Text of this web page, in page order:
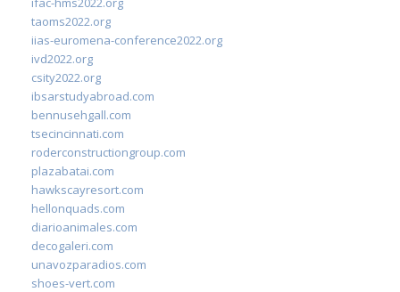
taoms2022.org
iias-euromena-conference2022.org
ivd2022.org
csity2022.org
ibsarstudyabroad.com
bennusehgall.com
tsecincinnati.com
roderconstructiongroup.com
plazabatai.com
hawkscayresort.com
hellonquads.com
diarioanimales.com
decogaleri.com
unavozparadios.com
shoes-vert.com